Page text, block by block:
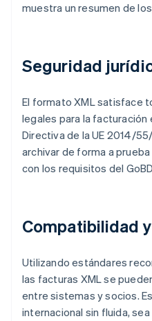
muestra un resumen de
Seguridad
El formato XML satisface
legales para la facturación
Directiva de la UE 2014/
archivar de forma a
con los requisitos del
Compatibilidad
Utilizando estándares
las facturas XML se
entre sistemas y socios.
internacional sin fluida,